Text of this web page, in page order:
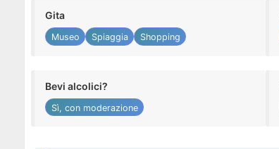
Gita
Museo Spiaggia Shopping
Bevi alcolici?
Sì, con moderazione